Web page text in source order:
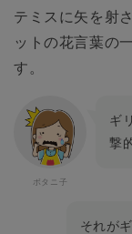
テミスに矢を射
ットの花言葉の
す。
ギ
撃
それが